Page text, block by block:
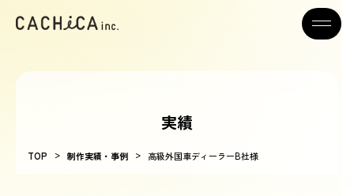
実績
TOP > 制作実績・事例 > 高級外国車ディーラーB社様